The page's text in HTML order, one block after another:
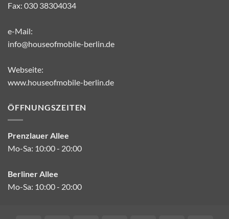
Fax: 030 38304034
e-Mail:
info@houseofmobile-berlin.de
Webseite:
www.houseofmobile-berlin.de
ÖFFNUNGSZEITEN
Prenzlauer Allee
Mo-Sa: 10:00 - 20:00
Berliner Allee
Mo-Sa: 10:00 - 20:00